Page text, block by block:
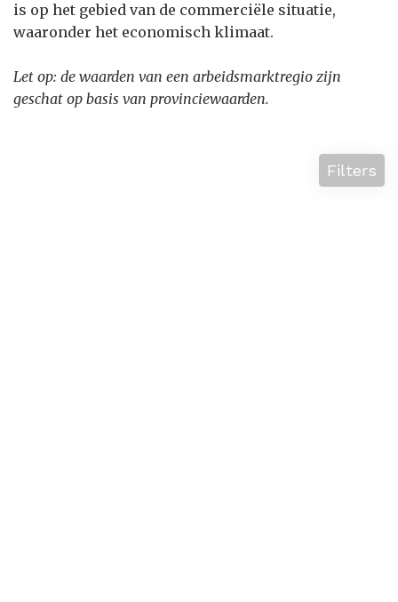
is op het gebied van de commerciële situatie,
waaronder het economisch klimaat.
Let op: de waarden van een arbeidsmarktregio zijn
geschat op basis van provinciewaarden.
Filters